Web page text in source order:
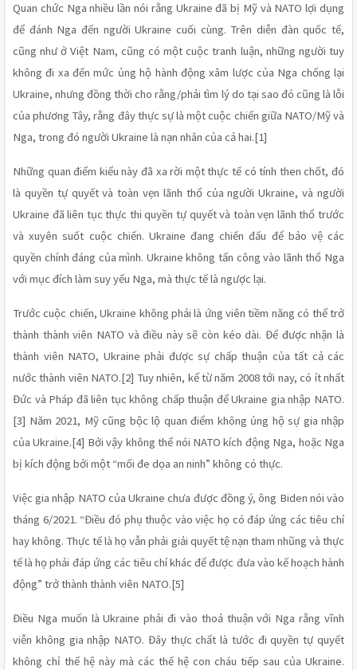
Quan chức Nga nhiều lần nói rằng Ukraine đã bị Mỹ và NATO lợi dụng
để đánh Nga đến người Ukraine cuối cùng. Trên diễn đàn quốc tế,
cũng như ở Việt Nam, cũng có một cuộc tranh luận, những người tuy
không đi xa đến mức ủng hộ hành động xâm lược của Nga chống lại
Ukraine, nhưng đồng thời cho rằng/phải tìm lý do tại sao đó cũng là lỗi
của phương Tây, rằng đây thực sự là một cuộc chiến giữa NATO/Mỹ và
Nga, trong đó người Ukraine là nạn nhân của cả hai.[1]
Những quan điểm kiểu này đã xa rời một thực tế có tính then chốt, đó
là quyền tự quyết và toàn vẹn lãnh thổ của người Ukraine, và người
Ukraine đã liên tục thực thi quyền tự quyết và toàn vẹn lãnh thổ trước
và xuyên suốt cuộc chiến. Ukraine đang chiến đấu để bảo vệ các
quyền chính đáng của mình. Ukraine không tấn công vào lãnh thổ Nga
với mục đích làm suy yếu Nga, mà thực tế là ngược lại.
Trước cuộc chiến, Ukraine không phải là ứng viên tiềm năng có thể trở
thành thành viên NATO và điều này sẽ còn kéo dài. Để được nhận là
thành viên NATO, Ukraine phải được sự chấp thuận của tất cả các
nước thành viên NATO.[2] Tuy nhiên, kể từ năm 2008 tới nay, có ít nhất
Đức và Pháp đã liên tục không chấp thuận để Ukraine gia nhập NATO.
[3] Năm 2021, Mỹ cũng bộc lộ quan điểm không ủng hộ sự gia nhập
của Ukraine.[4] Bởi vậy không thể nói NATO kích động Nga, hoặc Nga
bị kích động bởi một “mối đe dọa an ninh” không có thực.
Việc gia nhập NATO của Ukraine chưa được đồng ý, ông Biden nói vào
tháng 6/2021. “Điều đó phụ thuộc vào việc họ có đáp ứng các tiêu chí
hay không. Thực tế là họ vẫn phải giải quyết tệ nạn tham nhũng và thực
tế là họ phải đáp ứng các tiêu chí khác để được đưa vào kế hoạch hành
động” trở thành thành viên NATO.[5]
Điều Nga muốn là Ukraine phải đi vào thoả thuận với Nga rằng vĩnh
viễn không gia nhập NATO. Đây thực chất là tước đi quyền tự quyết
không chỉ thế hệ này mà các thế hệ con cháu tiếp sau của Ukraine.